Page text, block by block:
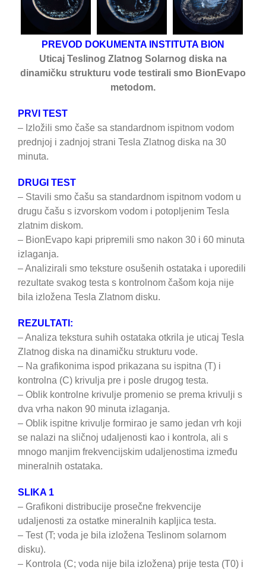
PREVOD DOKUMENTA INSTITUTA BION
Uticaj Teslinog Zlatnog Solarnog diska na
dinamičku strukturu vode testirali smo BionEvapo
metodom.
PRVI TEST
– Izložili smo čaše sa standardnom ispitnom vodom
prednjoj i zadnjoj strani Tesla Zlatnog diska na 30
minuta.
DRUGI TEST
– Stavili smo čašu sa standardnom ispitnom vodom u
drugu čašu s izvorskom vodom i potopljenim Tesla
zlatnim diskom.
– BionEvapo kapi pripremili smo nakon 30 i 60 minuta
izlaganja.
– Analizirali smo teksture osušenih ostataka i uporedili
rezultate svakog testa s kontrolnom čašom koja nije
bila izložena Tesla Zlatnom disku.
REZULTATI:
– Analiza tekstura suhih ostataka otkrila je uticaj Tesla
Zlatnog diska na dinamičku strukturu vode.
– Na grafikonima ispod prikazana su ispitna (T) i
kontrolna (C) krivulja pre i posle drugog testa.
– Oblik kontrolne krivulje promenio se prema krivulji s
dva vrha nakon 90 minuta izlaganja.
– Oblik ispitne krivulje formirao je samo jedan vrh koji
se nalazi na sličnoj udaljenosti kao i kontrola, ali s
mnogo manjim frekvencijskim udaljenostima između
mineralnih ostataka.
SLIKA 1
– Grafikoni distribucije prosečne frekvencije
udaljenosti za ostatke mineralnih kapljica testa.
– Test (T; voda je bila izložena Teslinom solarnom
disku).
– Kontrola (C; voda nije bila izložena) prije testa (T0) i